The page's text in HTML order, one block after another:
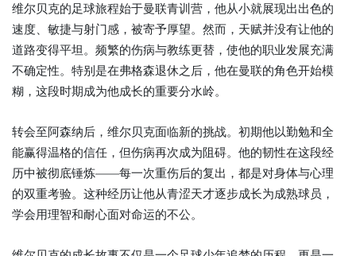
维尔贝克的足球旅程始于曼联青训营，他从小就展现出出色的
速度、敏捷与射门感，被寄予厚望。然而，天赋并没有让他的
道路变得平坦。频繁的伤病与教练更替，使他的职业发展充满
不确定性。特别是在弗格森退休之后，他在曼联的角色开始模
糊，这段时期成为他成长的重要分水岭。
转会至阿森纳后，维尔贝克面临新的挑战。初期他以勤勉和全
能赢得温格的信任，但伤病再次成为阻碍。他的韧性在这段经
历中被彻底锤炼——每一次重伤后的复出，都是对身体与心理
的双重考验。这种经历让他从青涩天才逐步成长为成熟球员，
学会用理智和耐心面对命运的不公。